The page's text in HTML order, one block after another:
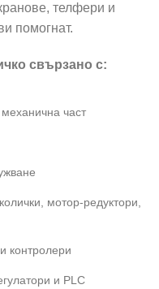
телфери и
помогнат.
свързано с:
част
мотор-редуктори,
контролери
и PLC